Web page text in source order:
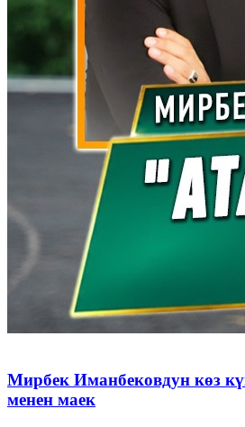
Мирбек Иманбековдун көз
менен маек